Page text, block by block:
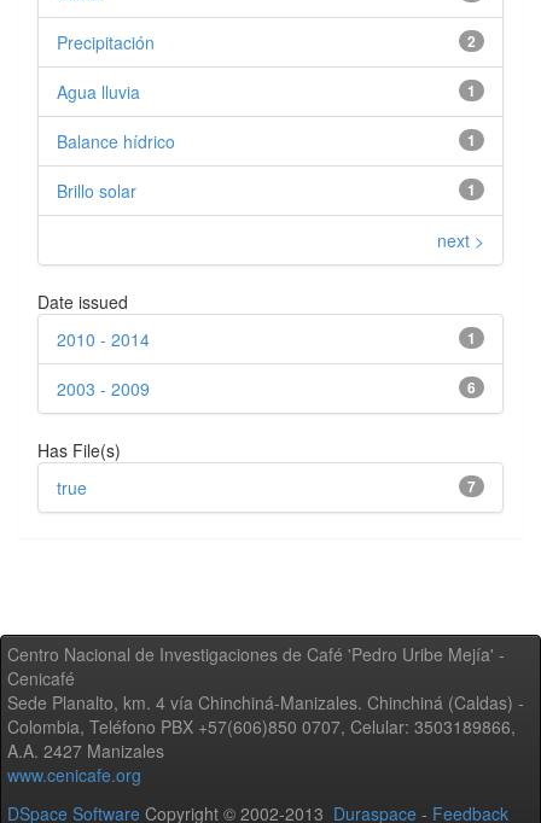
2
Precipitación
1
Agua lluvia
1
Balance hídrico
1
Brillo solar
next >
Date issued
1
2010 - 2014
6
2003 - 2009
Has File(s)
7
true
Centro Nacional de Investigaciones de Café 'Pedro Uribe Mejía' -
Cenicafé
Sede Planalto, km. 4 vía Chinchiná-Manizales. Chinchiná (Caldas) -
Colombia, Teléfono PBX +57(606)850 0707, Celular: 3503189866,
A.A. 2427 Manizales
www.cenicafe.org
DSpace Software Copyright © 2002-2013 Duraspace - Feedback